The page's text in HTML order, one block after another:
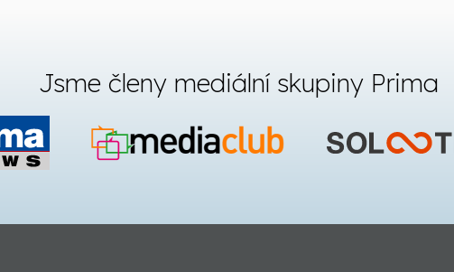
Jsme členy mediální skupiny Prima